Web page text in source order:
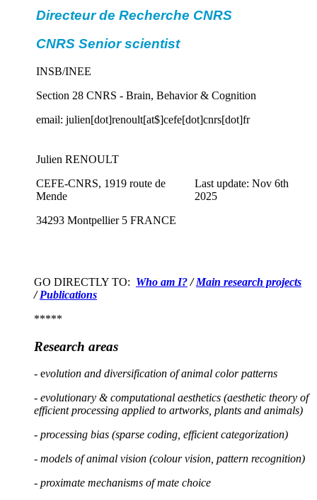
Directeur de Recherche CNRS
CNRS Senior scientist
INSB/INEE
Section 28 CNRS - Brain, Behavior & Cognition
email: julien[dot]renoult[at$]cefe[dot]cnrs[dot]fr
Julien RENOULT
CEFE-CNRS, 1919 route de
Mende
34293 Montpellier 5 FRANCE
Last update: Nov 6th
2025
GO DIRECTLY TO: Who am I?/Main research projects
/Publications
*****
Research areas
- evolution and diversification of animal color patterns
- evolutionary & computational aesthetics (aesthetic theory of
efficient processing applied to artworks, plants and animals)
- processing bias (sparse coding, efficient categorization)
- models of animal vision (colour vision, pattern recognition)
- proximate mechanisms of mate choice